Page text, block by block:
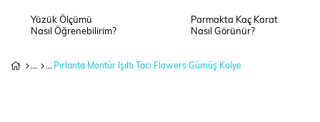
Yüzük Ölçümü
Nasıl Öğrenebilirim?
Parmakta Kaç Karat
Nasıl Görünür?
Pırlanta Montür Işıltı Tacı Flowers Gümüş Kolye